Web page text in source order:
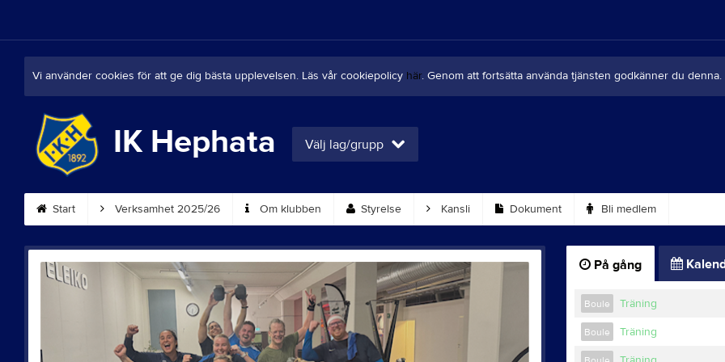
Vi använder cookies för att ge dig bästa upplevelsen. Läs vår cookiepolicy här. Genom att fortsätta använda tjänsten godkänner du denna.
IK Hephata Välj lag/grupp
Start Verksamhet 2025/26 Om klubben Styrelse Kansli Dokument Bli medlem
På gång
Boule Träning
Boule Träning